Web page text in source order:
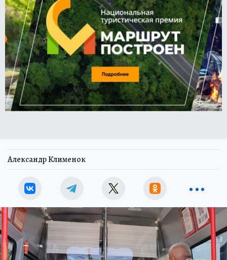
Александр Клименок